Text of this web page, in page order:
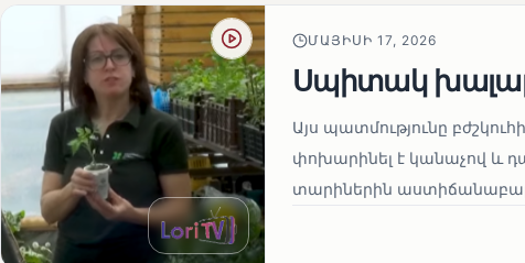
ՄԱՅԻՍԻ 17, 2026
Սպիտակ
Այս պատմությունը
փոխարինել է կանաչով և
տարիներին